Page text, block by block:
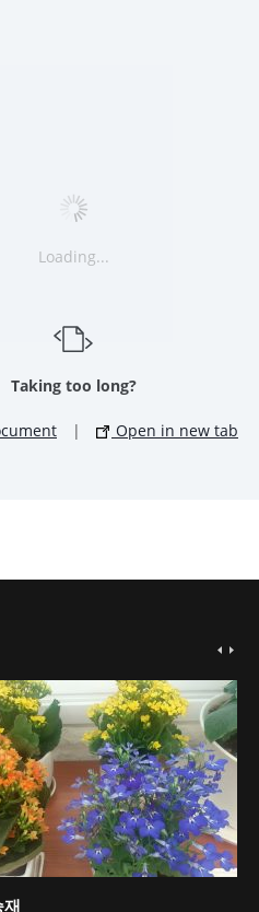
Loading...
Taking too long?
| Open in new tab